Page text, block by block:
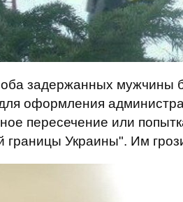
оба задержанных мужчины
оформления
пересечение или
границы Украины". Им